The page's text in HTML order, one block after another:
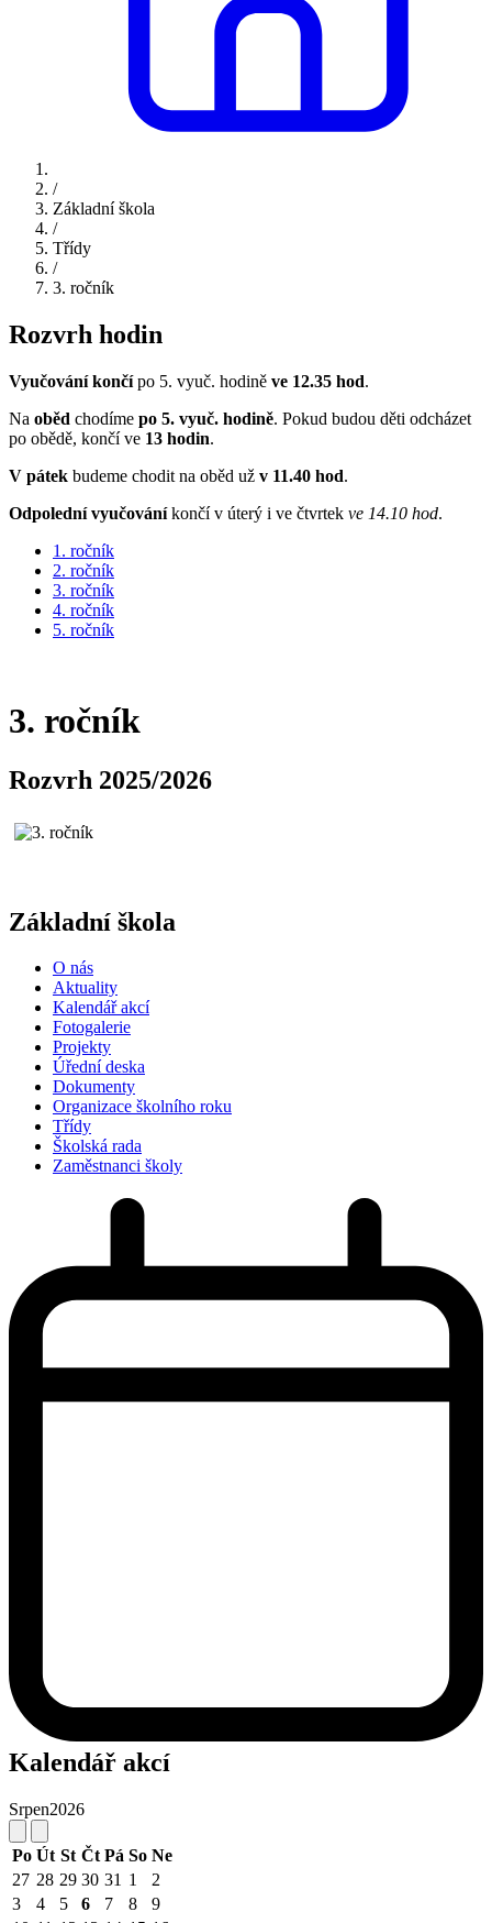
/
Základní škola
/
Třídy
/
3. ročník
Rozvrh hodin
Vyučování končípo 5. vyuč. hodině ve 12.35 hod.
Na oběd chodíme po 5. vyuč. hodině. Pokud budou děti odcházet
po obědě, končí ve 13 hodin.
V pátek budeme chodit na oběd už v 11.40 hod.
Odpolední vyučováníkončí v úterý i ve čtvrtek ve 14.10 hod.
1. ročník
2. ročník
3. ročník
4. ročník
5. ročník
3. ročník
Rozvrh 2025/2026
Základní škola
O nás
Aktuality
Kalendář akcí
Fotogalerie
Projekty
Úřední deska
Dokumenty
Organizace školního roku
Třídy
Školská rada
Zaměstnanci školy
Kalendář akcí
Srpen2026
Po Út St Čt Pá So Ne
27 28 29 30 31 1
2
3
4 5 6 7 8
9